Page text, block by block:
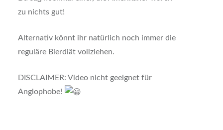
zu nichts gut!
Alternativ könnt ihr natürlich noch immer die
reguläre Bierdiät vollziehen.
DISCLAIMER: Video nicht geeignet für
Anglophobe!